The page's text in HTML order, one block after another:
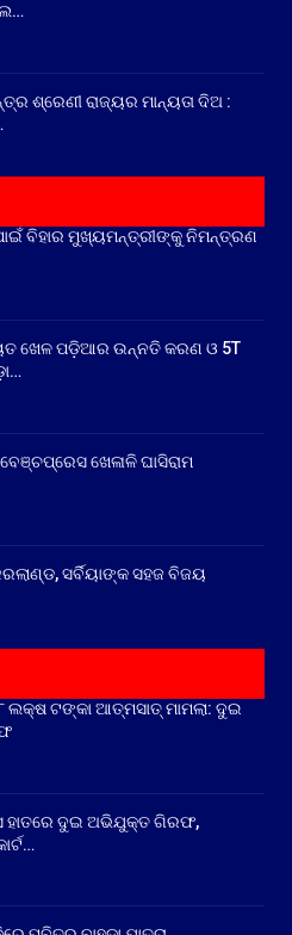
ଶ୍ରେଣୀ ରାଜ୍ୟର ମାନ୍ୟତା ଦିଅ :
ବିହାର ମୁଖ୍ୟମନ୍ତ୍ରୀଙ୍କୁ ନିମନ୍ତ୍ରଣ
ଖେଳ ପଡ଼ିଆର ଉନ୍ନତି କରଣ ଓ 5T
ଖେଳାଳି ଘାସିରାମ
ସର୍ବିୟାଙ୍କ ସହଜ ବିଜୟ
ଲକ୍ଷ ଟଙ୍କା ଆତ୍ମସାତ୍ ମାମଲା: ଦୁଇ
ହାତରେ ଦୁଇ ଅଭିଯୁକ୍ତ ଗିରଫ,